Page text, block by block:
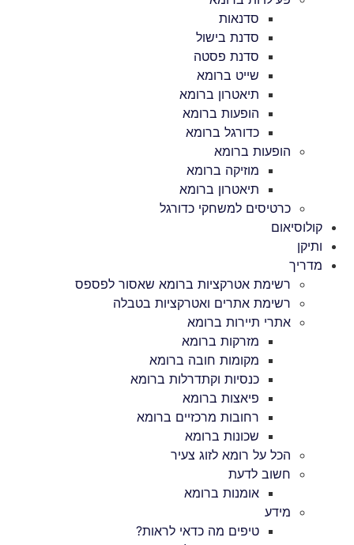
סדנאות
סדנת בישול
סדנת פסטה
שייט ברומא
תיאטרון ברומא
הופעות ברומא
כדורגל ברומא
הופעות ברומא
מוזיקה ברומא
תיאטרון ברומא
כרטיסים למשחקי כדורגל
קולוסיאום
ותיקן
מדריך
רשימת אטרקציות ברומא שאסור לפספס
רשימת אתרים ואטרקציות בטבלה
אתרי תיירות ברומא
מזרקות ברומא
מקומות חובה ברומא
כנסיות וקתדרלות ברומא
פיאצות ברומא
רחובות מרכזיים ברומא
שכונות ברומא
הכל על רומא לזוג צעיר
חשוב לדעת
אומנות ברומא
מידע
טיפים מה כדאי לראות?